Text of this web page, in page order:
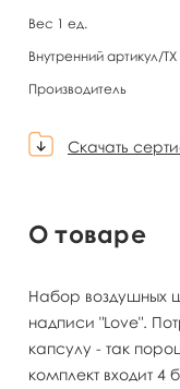
Вес 1 ед.
Внутренний артикул/TX
Производитель
Скачать
О товаре
Набор воздушных
надписи "Love".
капсулу - так
комплект входит 4